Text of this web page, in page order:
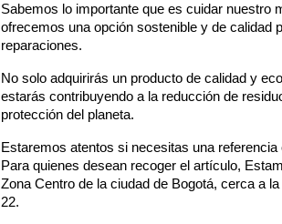
Sabemos lo importante que es cuidar nuestro
ofrecemos una opción sostenible y de calidad
reparaciones.
No solo adquirirás un producto de calidad y
estarás contribuyendo a la reducción de
protección del planeta.
Estaremos atentos si necesitas una
Para quienes desean recoger el artículo,
Zona Centro de la ciudad de Bogotá, cerca a
22.